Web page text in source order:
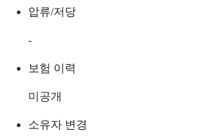
압류/저당
-
보험 이력
미공개
소유자 변경